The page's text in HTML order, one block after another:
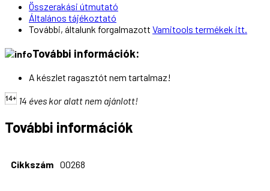
Összerakási útmutató
Általános tájékoztató
További, általunk forgalmazott Vamitools termékek itt.
További információk:
A készlet ragasztót nem tartalmaz!
14 éves kor alatt nem ajánlott!
További információk
Cikkszám 00268